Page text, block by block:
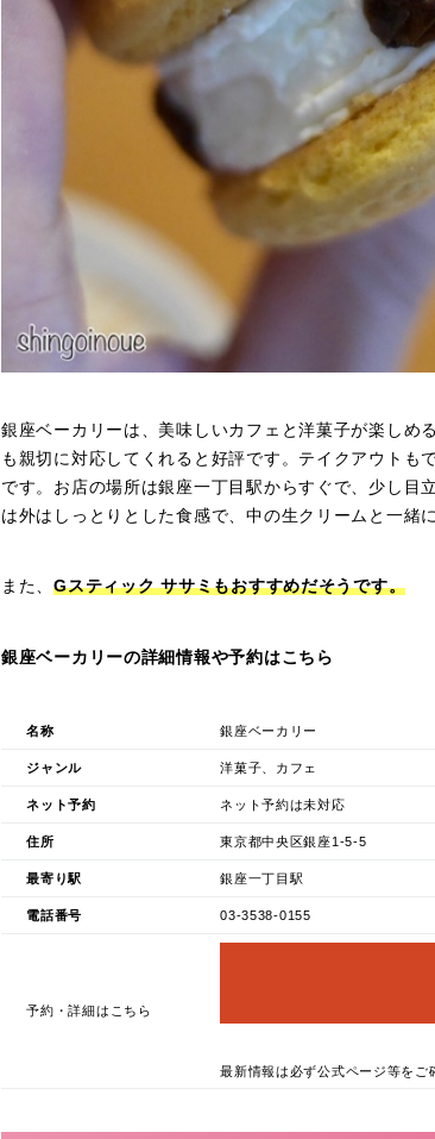
銀座ベーカリーは、美味しいカフェと洋菓子が楽しめ
も親切に対応してくれると好評です。テイクアウトも
です。お店の場所は銀座一丁目駅からすぐで、少し目
は外はしっとりとした食感で、中の生クリームと一緒
また、Gスティック ササミもおすすめだそうです。
銀座ベーカリーの詳細情報や予約はこちら
名称 銀座ベーカリー
ジャンル 洋菓子、カフェ
ネット予約 ネット予約は未対応
住所 東京都中央区銀座1-5-5
最寄り駅 銀座一丁目駅
電話番号 03-3538-0155
予約・詳細はこちら
最新情報は必ず公式ページ等をご